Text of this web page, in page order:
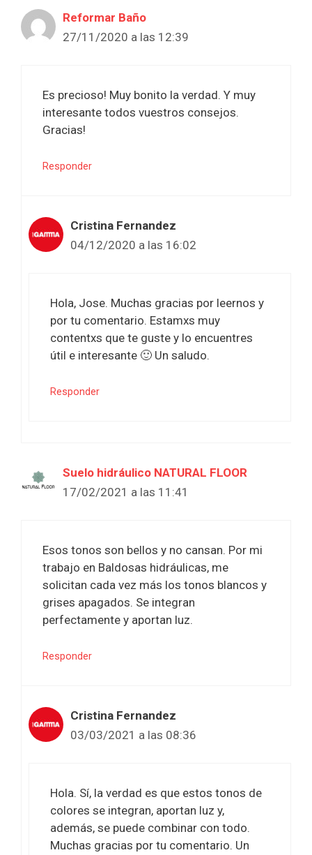
Reformar Baño
27/11/2020 a las 12:39
Es precioso! Muy bonito la verdad. Y muy
interesante todos vuestros consejos.
Gracias!
Responder
Cristina Fernandez
04/12/2020 a las 16:02
Hola, Jose. Muchas gracias por leernos y
por tu comentario. Estamxs muy
contentxs que te guste y lo encuentres
útil e interesante 🙂 Un saludo.
Responder
Suelo hidráulico NATURAL FLOOR
17/02/2021 a las 11:41
Esos tonos son bellos y no cansan. Por mi
trabajo en Baldosas hidráulicas, me
solicitan cada vez más los tonos blancos y
grises apagados. Se integran
perfectamente y aportan luz.
Responder
Cristina Fernandez
03/03/2021 a las 08:36
Hola. Sí, la verdad es que estos tonos de
colores se integran, aportan luz y,
además, se puede combinar con todo.
Muchas gracias por tu comentario. Un